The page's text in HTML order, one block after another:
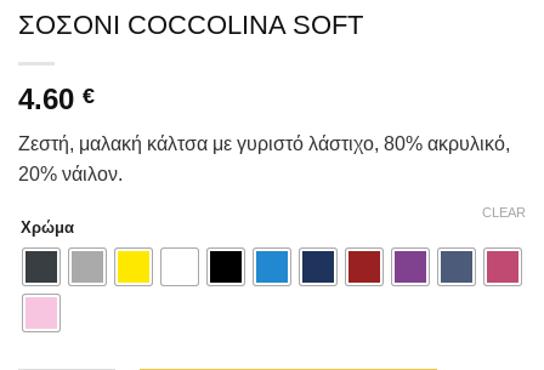
ΣΟΣΟΝΙ COCCOLINA SOFT
4.60 €
Ζεστή, μαλακή κάλτσα με γυριστό λάστιχο, 80% ακρυλικό,
20% νάιλον.
Χρώμα
CLEAR